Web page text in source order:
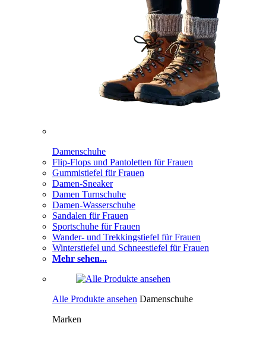
Damenschuhe
Flip-Flops und Pantoletten für Frauen
Gummistiefel für Frauen
Damen-Sneaker
Damen Turnschuhe
Damen-Wasserschuhe
Sandalen für Frauen
Sportschuhe für Frauen
Wander- und Trekkingstiefel für Frauen
Winterstiefel und Schneestiefel für Frauen
Mehr sehen...
Alle Produkte ansehen Damenschuhe
Marken